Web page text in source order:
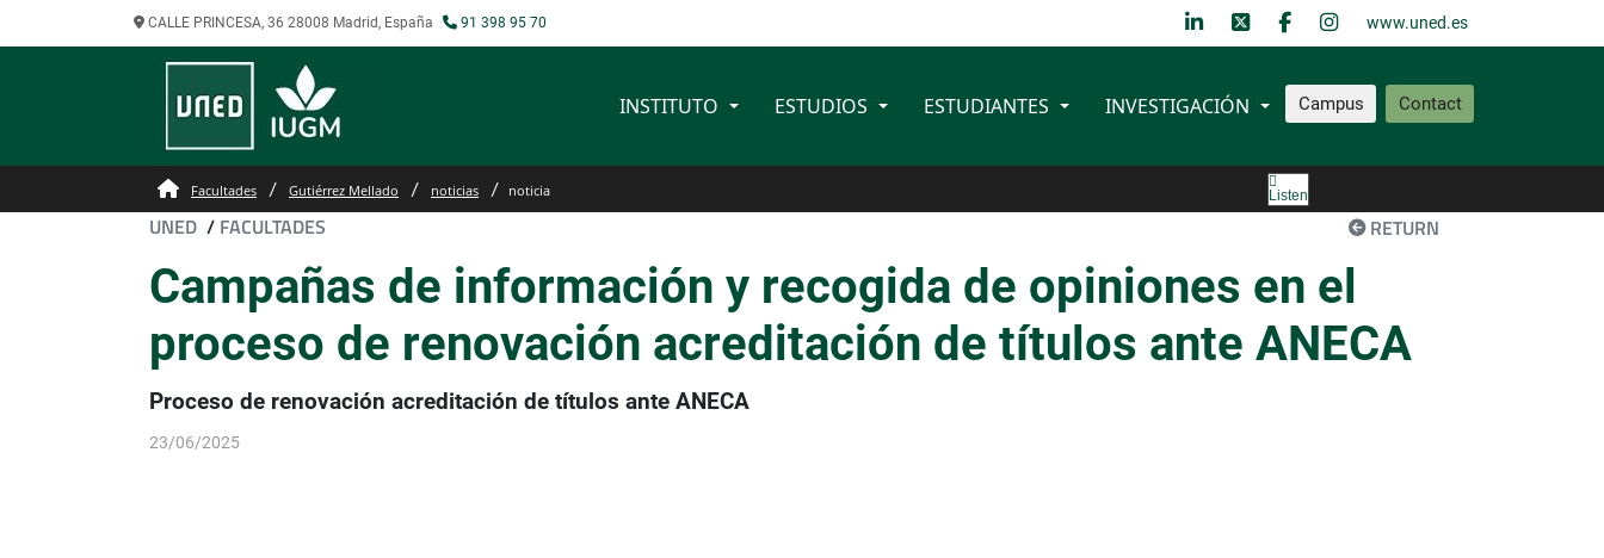
CALLE PRINCESA, 36 28008 Madrid, España 91 398 95 70 www.uned.es
Campus Contact
INSTITUTO ESTUDIOS ESTUDIANTES INVESTIGACIÓN
Facultades Gutiérrez Mellado noticias noticia Listen
UNED / FACULTADES RETURN
Campañas de información y recogida de opiniones en el
proceso de renovación acreditación de títulos ante ANECA
Proceso de renovación acreditación de títulos ante ANECA
23/06/2025